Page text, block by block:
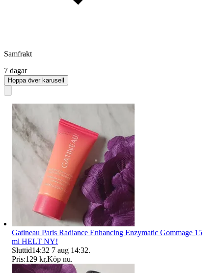
Samfrakt
7 dagar
Hoppa över karusell
Gatineau Paris Radiance Enhancing Enzymatic Gommage 15
ml HELT NY!
Sluttid14:32 7 aug 14:32.
Pris:129 kr,Köp nu.